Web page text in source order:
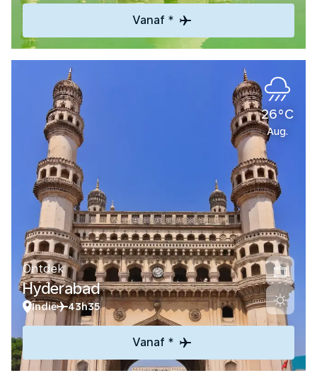
Vanaf *
26°C
Aug.
Ontdek
Hyderabad
Indië 43h35
Vanaf *